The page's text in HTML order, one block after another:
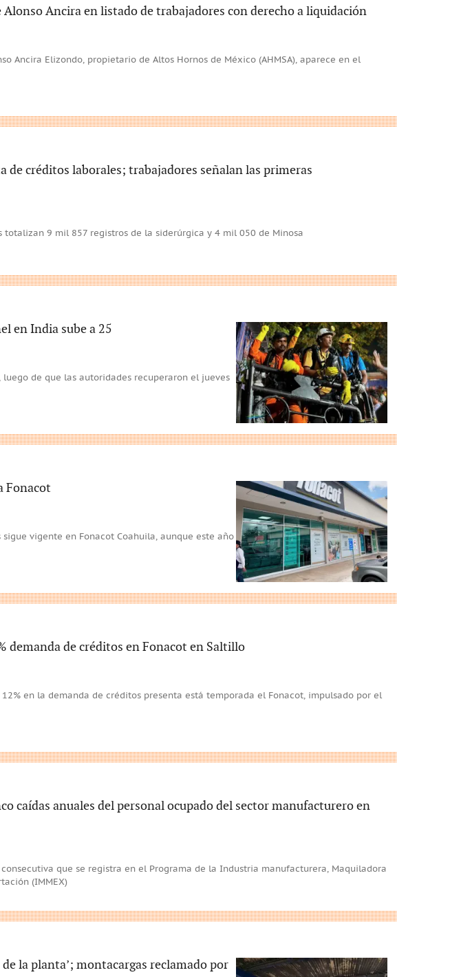
Alonso Ancira en listado de trabajadores con derecho a liquidación
Ancira Elizondo, propietario de Altos Hornos de México (AHMSA), aparece en el
de créditos laborales; trabajadores señalan las primeras
totalizan 9 mil 857 registros de la siderúrgica y 4 mil 050 de Minosa
en India sube a 25
luego de que las autoridades recuperaron el jueves
Fonacot
vigente en Fonacot Coahuila, aunque este año
demanda de créditos en Fonacot en Saltillo
en la demanda de créditos presenta está temporada el Fonacot, impulsado por el
caídas anuales del personal ocupado del sector manufacturero en
que se registra en el Programa de la Industria manufacturera, Maquiladora
(IMMEX)
la planta’; montacargas reclamado por